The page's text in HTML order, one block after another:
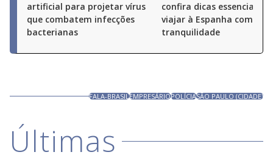
artificial para projetar vírus
que combatem infecções
bacterianas
confira dicas essenciais
viajar à Espanha com
tranquilidade
FALA-BRASILEMPRESÁRIOPOLÍCIASÃO PAULO (CIDADE)
Últimas